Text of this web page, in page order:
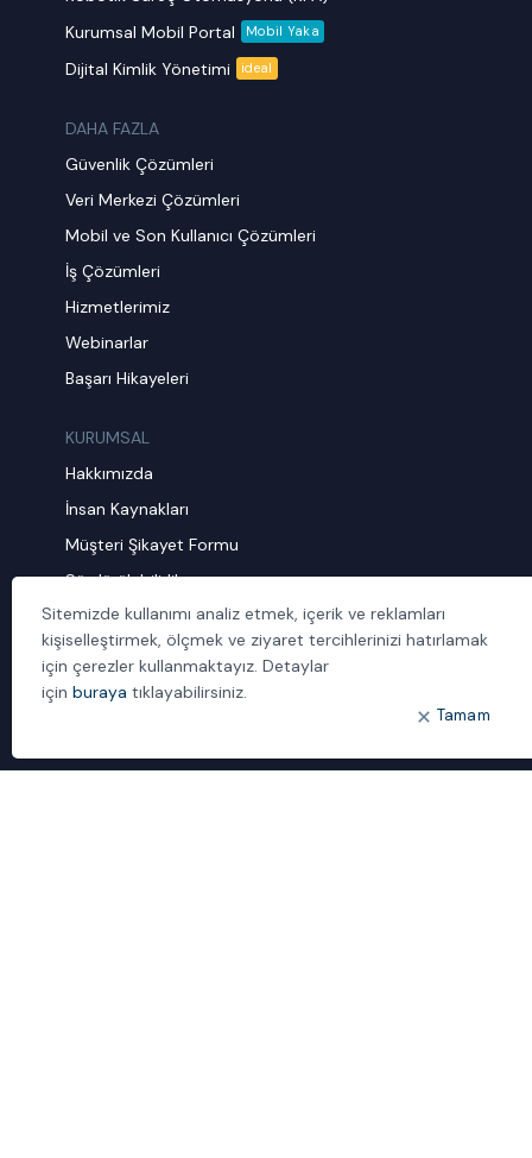
Kurumsal Mobil Portal
Mobil Yaka
Dijital Kimlik Yönetimi ideal
DAHA FAZLA
Güvenlik Çözümleri
Veri Merkezi Çözümleri
Mobil ve Son Kullanıcı Çözümleri
İş Çözümleri
Hizmetlerimiz
Webinarlar
Başarı Hikayeleri
KURUMSAL
Hakkımızda
İnsan Kaynakları
Müşteri Şikayet Formu
Sürdürülebilirlik
Politika ve Prosedürler
İletişim
Sitemizde kullanımı analiz etmek, içerik ve reklamları
kişiselleştirmek, ölçmek ve ziyaret tercihlerinizi hatırlamak
için çerezler kullanmaktayız. Detaylar
için buraya tıklayabilirsiniz.
Tamam